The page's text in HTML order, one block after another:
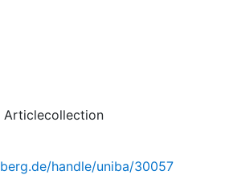
Articlecollection
handle/uniba/30057